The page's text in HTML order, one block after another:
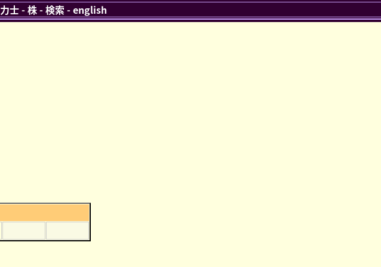
力士-株-検索 -english